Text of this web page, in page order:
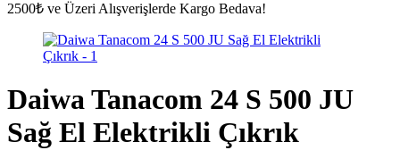
2500₺ ve Üzeri Alışverişlerde Kargo Bedava!
Daiwa Tanacom 24 S 500 JU
Sağ El Elektrikli Çıkrık